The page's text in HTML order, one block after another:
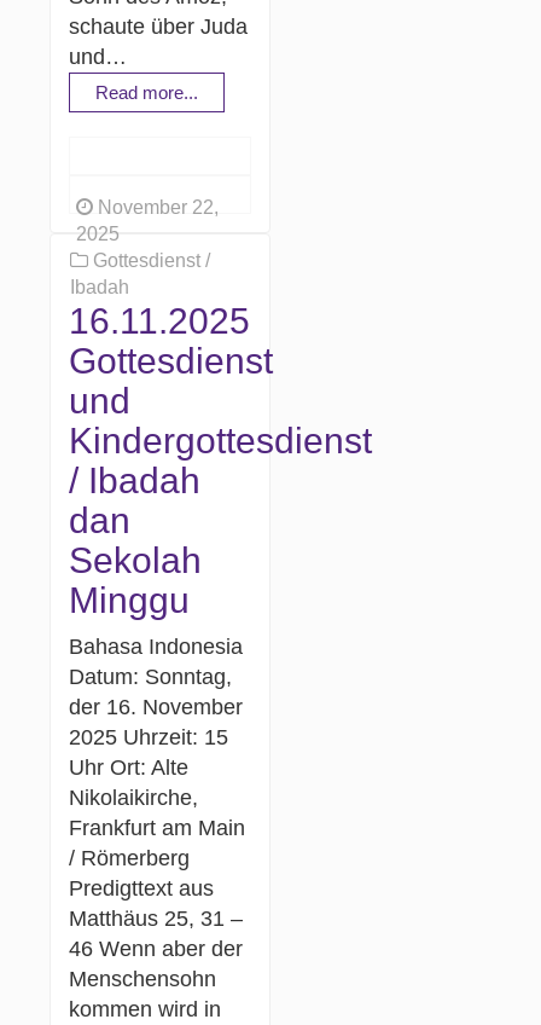
schaute über Juda
und…
Read more...
November 22,
2025
Gottesdienst /
Ibadah
16.11.2025
Gottesdienst
und
Kindergottesdienst
/ Ibadah
dan
Sekolah
Minggu
Bahasa Indonesia
Datum: Sonntag,
der 16. November
2025 Uhrzeit: 15
Uhr Ort: Alte
Nikolaikirche,
Frankfurt am Main
/ Römerberg
Predigttext aus
Matthäus 25, 31 –
46 Wenn aber der
Menschensohn
kommen wird in